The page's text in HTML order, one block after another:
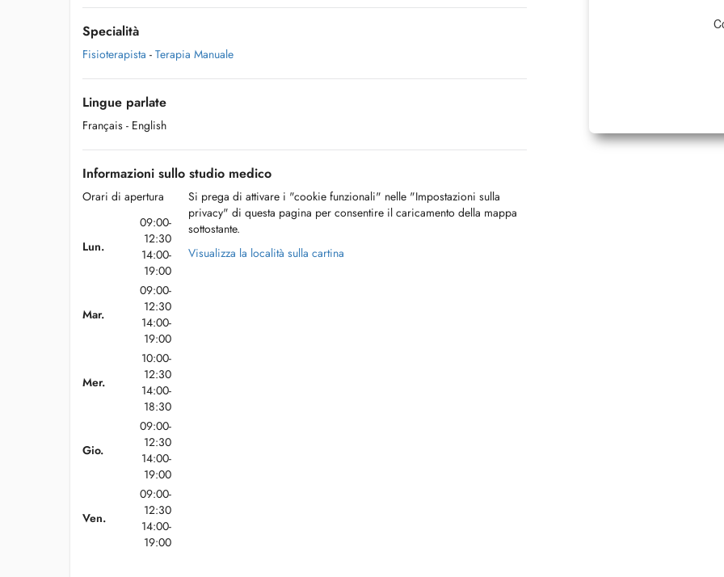
Specialità
Fisioterapista - Terapia Manuale
Lingue parlate
Français - English
Informazioni sullo studio medico
Orari di apertura
Lun.
09:00-
12:30
14:00-
19:00
Mar.
09:00-
12:30
14:00-
19:00
Mer.
10:00-
12:30
14:00-
18:30
Gio.
09:00-
12:30
14:00-
19:00
Ven.
09:00-
12:30
14:00-
19:00
Si prega di attivare i "cookie funzionali" nelle "Impostazioni sulla
privacy" di questa pagina per consentire il caricamento della mappa
sottostante.
Visualizza la località sulla cartina